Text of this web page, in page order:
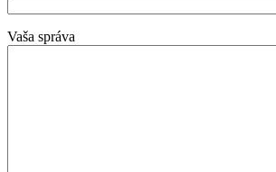
Vaša správa